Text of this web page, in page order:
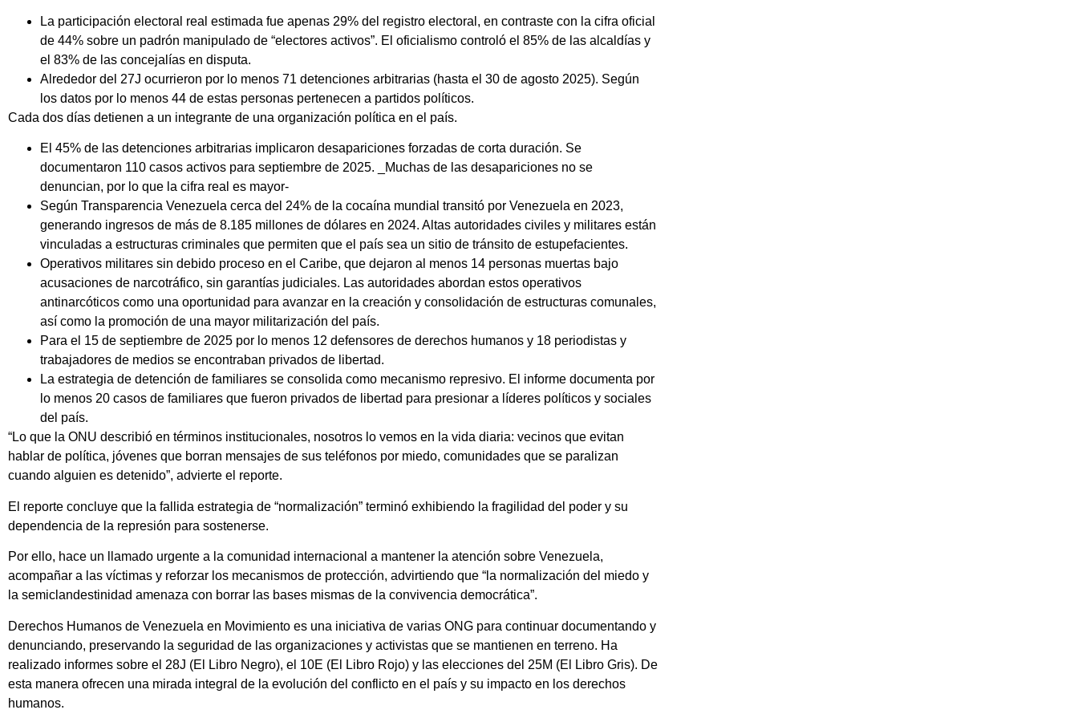
La participación electoral real estimada fue apenas 29% del registro electoral, en contraste con la cifra oficial
de 44% sobre un padrón manipulado de “electores activos”. El oficialismo controló el 85% de las alcaldías y
el 83% de las concejalías en disputa.
Alrededor del 27J ocurrieron por lo menos 71 detenciones arbitrarias (hasta el 30 de agosto 2025). Según
los datos por lo menos 44 de estas personas pertenecen a partidos políticos.
Cada dos días detienen a un integrante de una organización política en el país.
El 45% de las detenciones arbitrarias implicaron desapariciones forzadas de corta duración. Se
documentaron 110 casos activos para septiembre de 2025. _Muchas de las desapariciones no se
denuncian, por lo que la cifra real es mayor-
Según Transparencia Venezuela cerca del 24% de la cocaína mundial transitó por Venezuela en 2023,
generando ingresos de más de 8.185 millones de dólares en 2024. Altas autoridades civiles y militares están
vinculadas a estructuras criminales que permiten que el país sea un sitio de tránsito de estupefacientes.
Operativos militares sin debido proceso en el Caribe, que dejaron al menos 14 personas muertas bajo
acusaciones de narcotráfico, sin garantías judiciales. Las autoridades abordan estos operativos
antinarcóticos como una oportunidad para avanzar en la creación y consolidación de estructuras comunales,
así como la promoción de una mayor militarización del país.
Para el 15 de septiembre de 2025 por lo menos 12 defensores de derechos humanos y 18 periodistas y
trabajadores de medios se encontraban privados de libertad.
La estrategia de detención de familiares se consolida como mecanismo represivo. El informe documenta por
lo menos 20 casos de familiares que fueron privados de libertad para presionar a líderes políticos y sociales
del país.
“Lo que la ONU describió en términos institucionales, nosotros lo vemos en la vida diaria: vecinos que evitan
hablar de política, jóvenes que borran mensajes de sus teléfonos por miedo, comunidades que se paralizan
cuando alguien es detenido”, advierte el reporte.
El reporte concluye que la fallida estrategia de “normalización” terminó exhibiendo la fragilidad del poder y su
dependencia de la represión para sostenerse.
Por ello, hace un llamado urgente a la comunidad internacional a mantener la atención sobre Venezuela,
acompañar a las víctimas y reforzar los mecanismos de protección, advirtiendo que “la normalización del miedo y
la semiclandestinidad amenaza con borrar las bases mismas de la convivencia democrática”.
Derechos Humanos de Venezuela en Movimiento es una iniciativa de varias ONG para continuar documentando y
denunciando, preservando la seguridad de las organizaciones y activistas que se mantienen en terreno. Ha
realizado informes sobre el 28J (El Libro Negro), el 10E (El Libro Rojo) y las elecciones del 25M (El Libro Gris). De
esta manera ofrecen una mirada integral de la evolución del conflicto en el país y su impacto en los derechos
humanos.